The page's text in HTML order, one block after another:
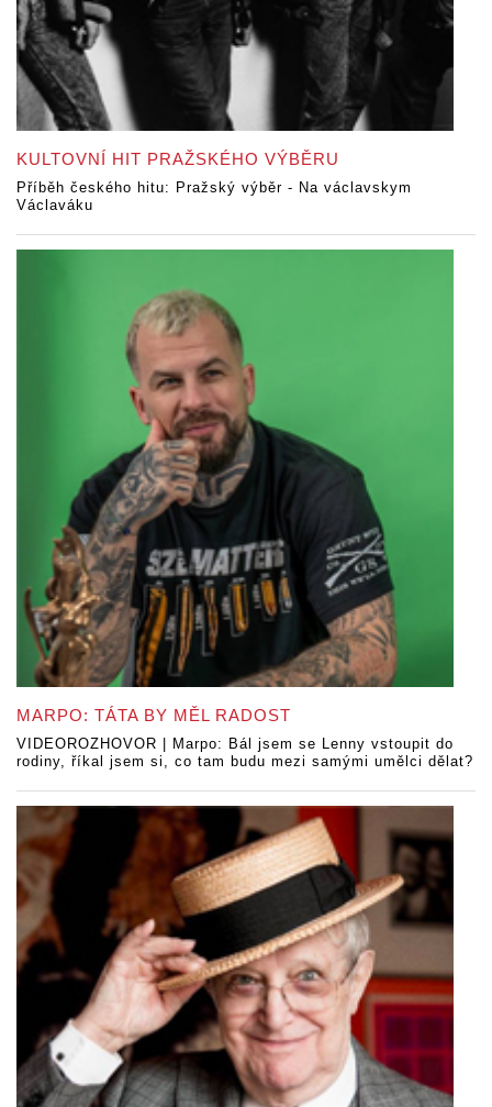
KULTOVNÍ HIT PRAŽSKÉHO VÝBĚRU
Příběh českého hitu: Pražský výběr - Na václavskym
Václaváku
MARPO: TÁTA BY MĚL RADOST
VIDEOROZHOVOR | Marpo: Bál jsem se Lenny vstoupit do
rodiny, říkal jsem si, co tam budu mezi samými umělci dělat?